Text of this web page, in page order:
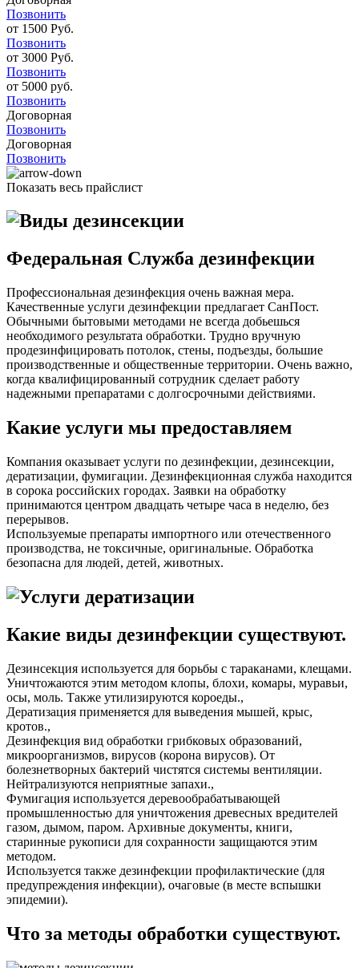
Позвонить
от 1500 Руб.
Позвонить
от 3000 Руб.
Позвонить
от 5000 руб.
Позвонить
Договорная
Позвонить
Договорная
Позвонить
Показать весь прайслист
Федеральная Служба дезинфекции
Профессиональная дезинфекция очень важная мера.
Качественные услуги дезинфекции предлагает СанПост.
Обычными бытовыми методами не всегда добьешься
необходимого результата обработки. Трудно вручную
продезинфицировать потолок, стены, подъезды, большие
производственные и общественные территории. Очень важно,
когда квалифицированный сотрудник сделает работу
надежными препаратами с долгосрочными действиями.
Какие услуги мы предоставляем
Компания оказывает услуги по дезинфекции, дезинсекции,
дератизации, фумигации. Дезинфекционная служба находится
в сорока российских городах. Заявки на обработку
принимаются центром двадцать четыре часа в неделю, без
перерывов.
Используемые препараты импортного или отечественного
производства, не токсичные, оригинальные. Обработка
безопасна для людей, детей, животных.
Какие виды дезинфекции существуют.
Дезинсекция используется для борьбы с тараканами, клещами.
Уничтожаются этим методом клопы, блохи, комары, муравьи,
осы, моль. Также утилизируются короеды.,
Дератизация применяется для выведения мышей, крыс,
кротов.,
Дезинфекция вид обработки грибковых образований,
микроорганизмов, вирусов (корона вирусов). От
болезнетворных бактерий чистятся системы вентиляции.
Нейтрализуются неприятные запахи.,
Фумигация используется деревообрабатывающей
промышленностью для уничтожения древесных вредителей
газом, дымом, паром. Архивные документы, книги,
старинные рукописи для сохранности защищаются этим
методом.
Используется также дезинфекции профилактические (для
предупреждения инфекции), очаговые (в месте вспышки
эпидемии).
Что за методы обработки существуют.